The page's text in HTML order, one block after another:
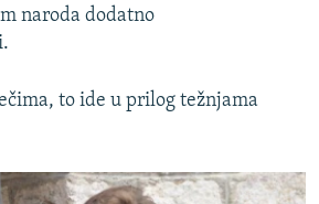
naroda dodatno
to ide u prilog težnjama